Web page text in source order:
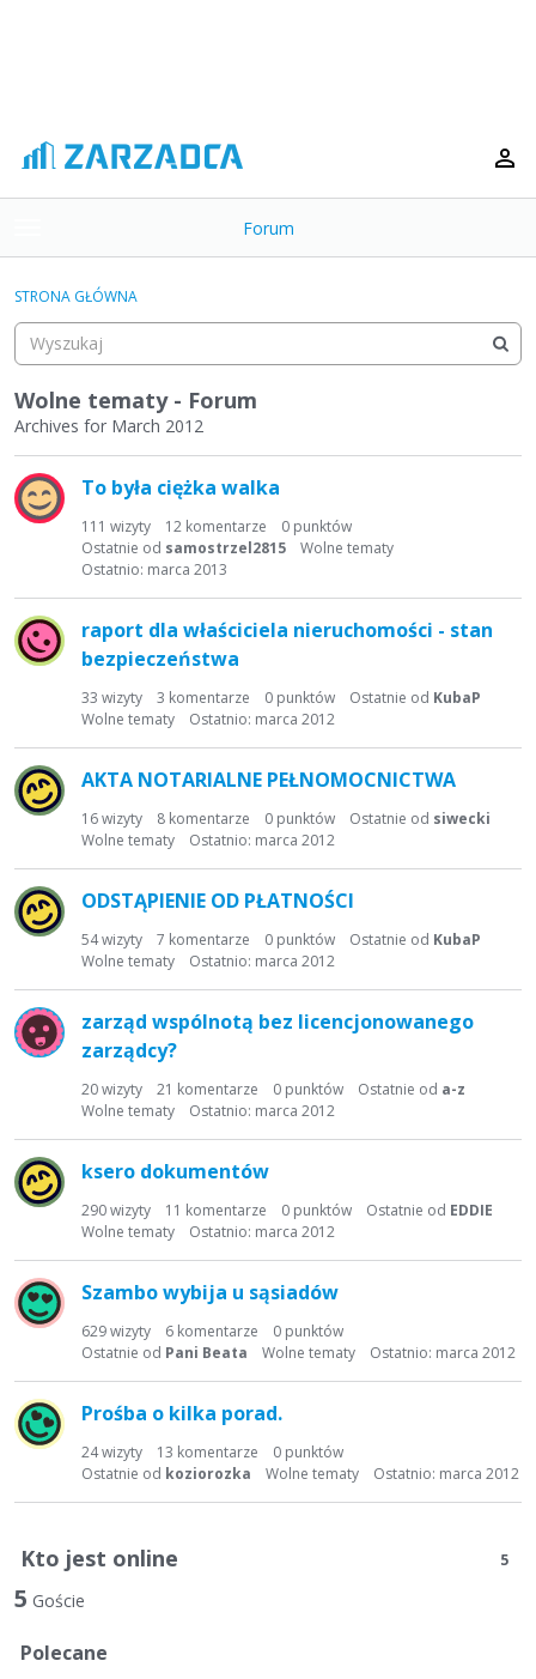
o
g
e
m
e
n
Forum
Kategorie
Dyskusje
Aktywność
STRONA GŁÓWNA
Wolne tematy - Forum
Archives for March 2012
i
s
d
y
s
y
j
n
To była ciężka walka
111 wizyty 12 komentarze 0 punktów
Ostatnie od samostrzel2815
Ostatnio: marca 2013
Wolne tematy
raport dla właściciela nieruchomości - stan
bezpieczeństwa
33 wizyty 3 komentarze 0 punktów Ostatnie od KubaP
Ostatnio: marca 2012
Wolne tematy
AKTA NOTARIALNE PEŁNOMOCNICTWA
16wizyty 8 komentarze 0 punktów Ostatnie od siwecki
Ostatnio: marca 2012
Wolne tematy
ODSTĄPIENIE OD PŁATNOŚCI
54wizyty 7 komentarze 0 punktów Ostatnie od KubaP
Ostatnio: marca 2012
Wolne tematy
zarząd wspólnotą bez licencjonowanego
zarządcy?
20wizyty 21 komentarze 0 punktów Ostatnie od a-z
Ostatnio: marca 2012
Wolne tematy
ksero dokumentów
290wizyty 11 komentarze 0 punktów Ostatnie od EDDIE
Ostatnio: marca 2012
Wolne tematy
Szambo wybija u sąsiadów
629wizyty 6 komentarze 0 punktów
Ostatnie od Pani Beata Ostatnio: marca 2012
Wolne tematy
Prośba o kilka porad.
24wizyty 13 komentarze 0 punktów
Ostatnie od koziorozka Ostatnio: marca 2012
Wolne tematy
Kto jest online 5
5 Goście
Polecane